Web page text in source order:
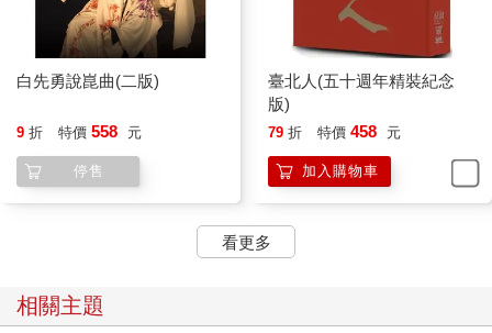
白先勇說崑曲(二版)
9 折 特價 558 元
停售
臺北人(五十週年精裝紀念
版)
79 折 特價 458 元
加入購物車
看更多
相關主題